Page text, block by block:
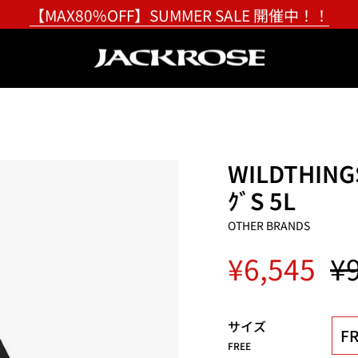
【MAX80%OFF】SUMMER SALE 開催中！！
ｸﾞS 5L
OTHER BRANDS
¥6,545
サイズ
FREE